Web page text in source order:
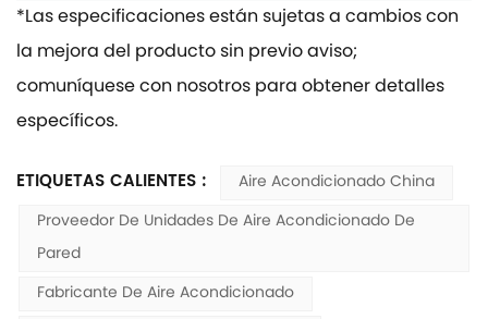
*Las especificaciones están sujetas a cambios con
la mejora del producto sin previo aviso;
comuníquese con nosotros para obtener detalles
específicos.
ETIQUETAS CALIENTES :
Aire Acondicionado China
Proveedor De Unidades De Aire Acondicionado De
Pared
Fabricante De Aire Acondicionado